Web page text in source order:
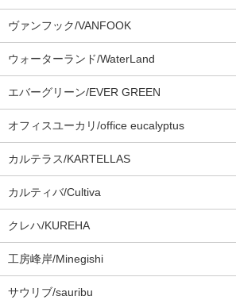
ヴァンフック/VANFOOK
ウォーターランド/WaterLand
エバーグリーン/EVER GREEN
オフィスユーカリ/office eucalyptus
カルテラス/KARTELLAS
カルティバ/Cultiva
クレハ/KUREHA
工房峰岸/Minegishi
サウリブ/sauribu